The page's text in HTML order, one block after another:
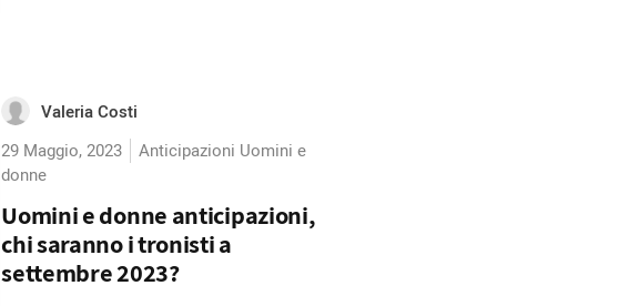
Valeria Costi
29 Maggio, 2023
Anticipazioni Uomini e
donne
Uomini e donne anticipazioni,
chi saranno i tronisti a
settembre 2023?